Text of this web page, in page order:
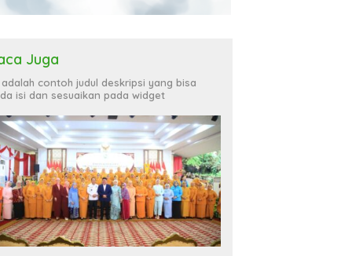
Juga
adalah contoh judul deskripsi yang bisa
isi dan sesuaikan pada widget